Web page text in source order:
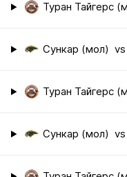
Туран Тайгерс
Сункар (мол) vs
Туран Тайгерс
Сункар (мол) vs